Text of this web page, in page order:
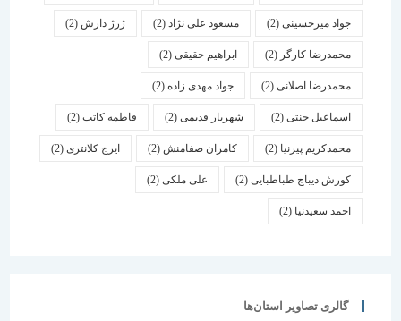
جواد میرحسینی(2) مسعود علی نژاد(2) ژرژ دارش (2)
محمدرضا کارگر(2) ابراهیم حقیقی(2)
محمدرضا اصلانی(2) جواد مهدی زاده (2)
اسماعیل جنتی(2) شهریار قدیمی(2) فاطمه کاتب(2)
محمدکریم پیرنیا(2) کامران صفامنش(2) ایرج کلانتری(2)
کورش دیباج طباطبایی(2) علی ملکی(2)
احمد سعیدنیا(2)
گالری تصاویر استان‌ها